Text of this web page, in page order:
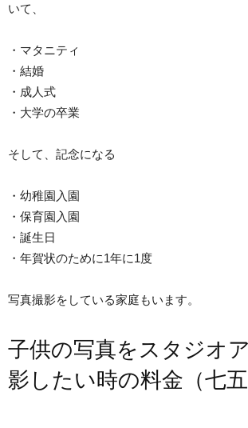
いて、
・マタニティ
・結婚
・成人式
・大学の卒業
そして、記念になる
・幼稚園入園
・保育園入園
・誕生日
・年賀状のために1年に1度
写真撮影をしている家庭もいます。
子供の写真をスタジオ
影したい時の料金（七五